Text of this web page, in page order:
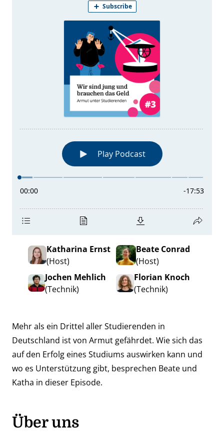
Katharina Ernst
(Host)
Beate Conrad
(Host)
Jochen Mehlich
(Technik)
Florian Knoch
(Technik)
Mehr als ein Drittel aller Studierenden in
Deutschland ist von Armut gefährdet. Wie sich das
auf den Erfolg eines Studiums auswirken kann und
wo es Unterstützung gibt, besprechen Beate und
Katha in dieser Episode.
Über uns